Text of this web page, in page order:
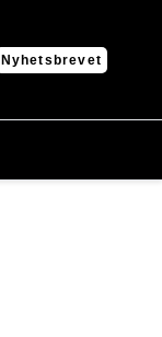
Nyhetsbrevet